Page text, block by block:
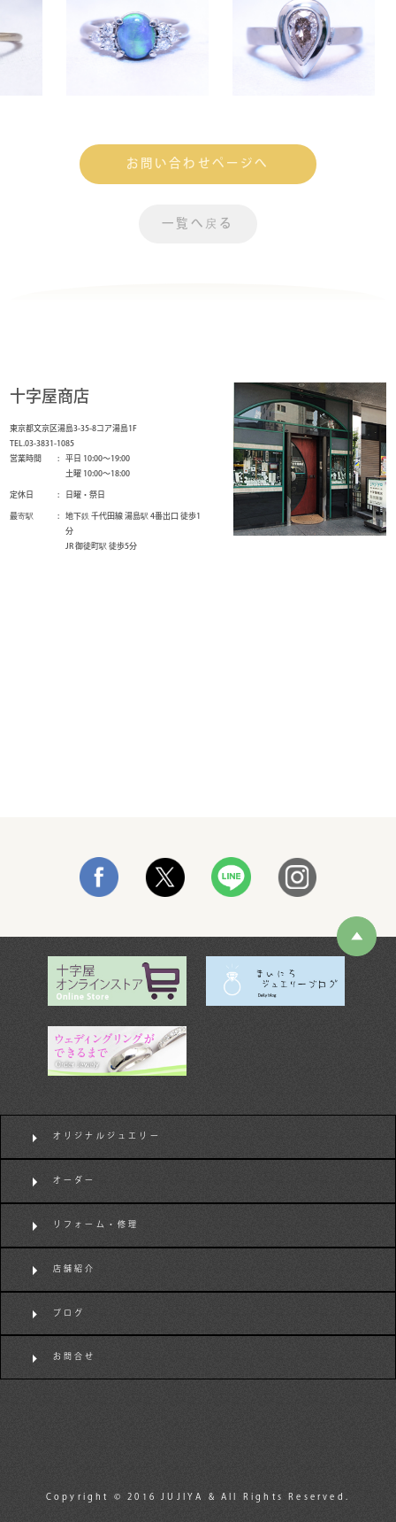
お問い合わせページへ
一覧へ戻る
十字屋商店
東京都文京区湯島3-35-8コア湯島1F
TEL.03-3831-1085
営業時間
平日 10:00～19:00
土曜 10:00～18:00
定休日
日曜・祭日
最寄駅
地下鉄 千代田線 湯島駅 4番出口 徒歩1
分
JR 御徒町駅 徒歩5分
オリジナルジュエリー
オーダー
リフォーム・修理
店舗紹介
ブログ
お問合せ
Copyright © 2016 JUJIYA & All Rights Reserved.